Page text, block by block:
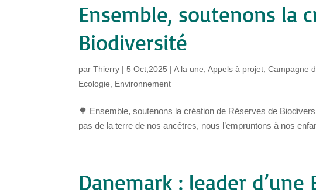
Ensemble, soutenons la
Biodiversité
parThierry | 5 Oct,2025 |A la une ,Appels à projet ,Campagne
Ecologie
Environnement
🌳 Ensemble, soutenons la création de Réserves de
pas de la terre de nos ancêtres, nous l’empruntons à nos
Danemark : leader d’une